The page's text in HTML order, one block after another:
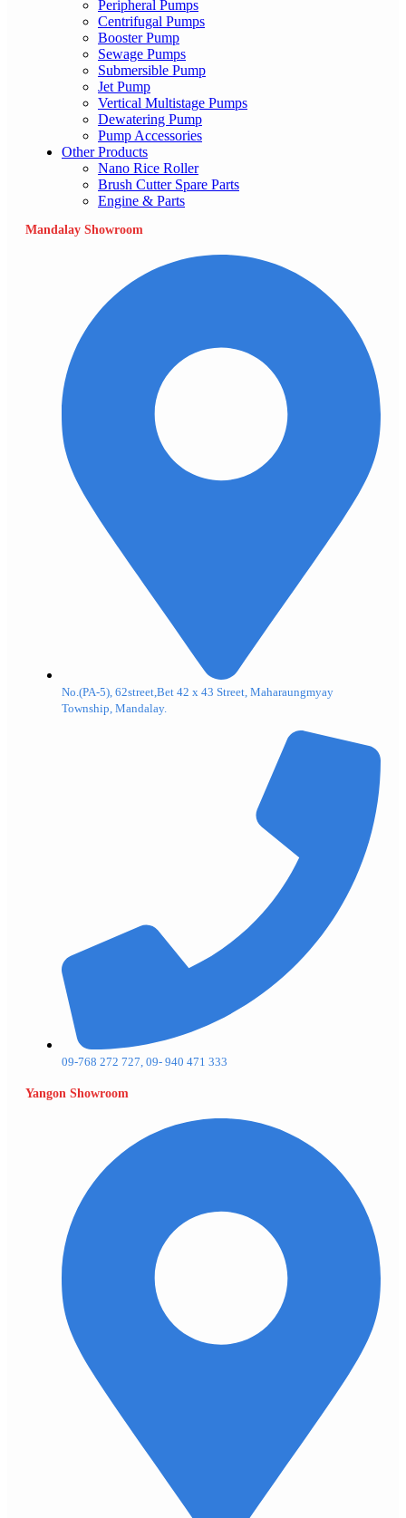
Peripheral Pumps
Centrifugal Pumps
Booster Pump
Sewage Pumps
Submersible Pump
Jet Pump
Vertical Multistage Pumps
Dewatering Pump
Pump Accessories
Other Products
Nano Rice Roller
Brush Cutter Spare Parts
Engine & Parts
Mandalay Showroom
No.(PA-5), 62street,Bet 42 x 43 Street, Maharaungmyay
Township, Mandalay.
09-768 272 727, 09- 940 471 333
Yangon Showroom